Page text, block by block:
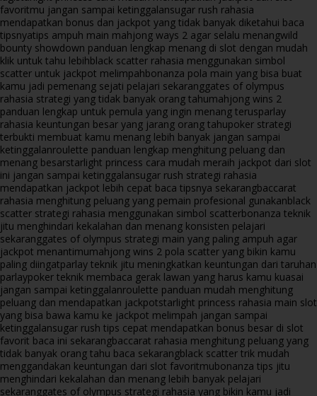
favoritmu jangan sampai ketinggalansugar rush rahasia
mendapatkan bonus dan jackpot yang tidak banyak diketahui baca
tipsnyatips ampuh main mahjong ways 2 agar selalu menangwild
bounty showdown panduan lengkap menang di slot dengan mudah
klik untuk tahu lebihblack scatter rahasia menggunakan simbol
scatter untuk jackpot melimpahbonanza pola main yang bisa buat
kamu jadi pemenang sejati pelajari sekaranggates of olympus
rahasia strategi yang tidak banyak orang tahumahjong wins 2
panduan lengkap untuk pemula yang ingin menang terusparlay
rahasia keuntungan besar yang jarang orang tahupoker strategi
terbukti membuat kamu menang lebih banyak jangan sampai
ketinggalanroulette panduan lengkap menghitung peluang dan
menang besarstarlight princess cara mudah meraih jackpot dari slot
ini jangan sampai ketinggalansugar rush strategi rahasia
mendapatkan jackpot lebih cepat baca tipsnya sekarangbaccarat
rahasia menghitung peluang yang pemain profesional gunakanblack
scatter strategi rahasia menggunakan simbol scatterbonanza teknik
jitu menghindari kekalahan dan menang konsisten pelajari
sekaranggates of olympus strategi main yang paling ampuh agar
jackpot menantimumahjong wins 2 pola scatter yang bikin kamu
paling diingatparlay teknik jitu meningkatkan keuntungan dari taruhan
parlaypoker teknik membaca gerak lawan yang harus kamu kuasai
jangan sampai ketinggalanroulette panduan mudah menghitung
peluang dan mendapatkan jackpotstarlight princess rahasia main slot
yang bisa bawa kamu ke jackpot melimpah jangan sampai
ketinggalansugar rush tips cepat mendapatkan bonus besar di slot
favorit baca ini sekarangbaccarat rahasia menghitung peluang yang
tidak banyak orang tahu baca sekarangblack scatter trik mudah
menggandakan keuntungan dari slot favoritmubonanza tips jitu
menghindari kekalahan dan menang lebih banyak pelajari
sekaranggates of olympus strategi rahasia yang bikin kamu jadi